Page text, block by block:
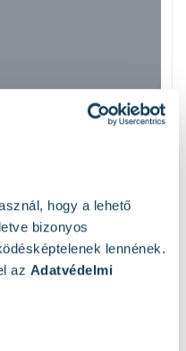
hogy a lehető
bizonyos
lennének.
az Adatvédelmi